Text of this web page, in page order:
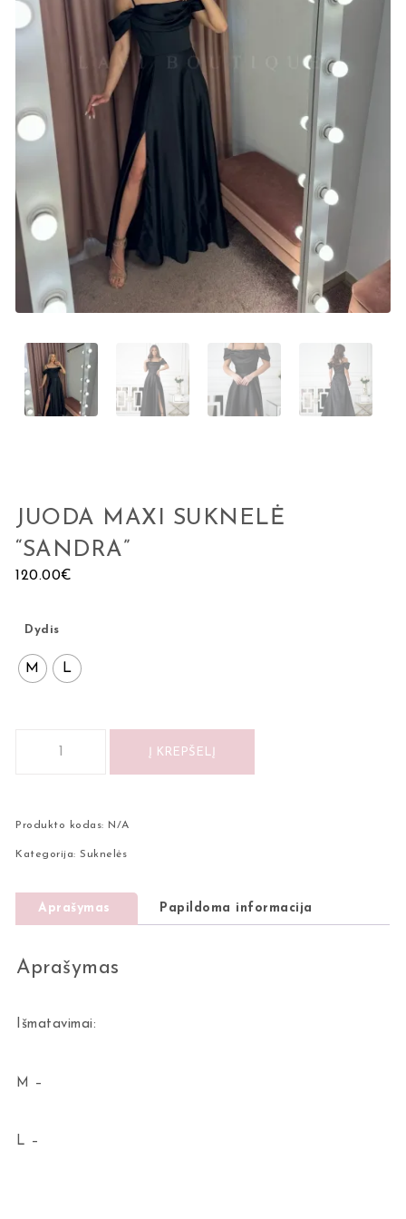
JUODA MAXI SUKNELĖ
“SANDRA”
120.00€
Dydis
M L
Į KREPŠELĮ
Produkto kodas: N/A
Kategorija:Suknelės
Aprašymas Papildoma informacija
Aprašymas
Išmatavimai:
M –
L –